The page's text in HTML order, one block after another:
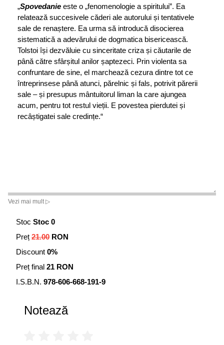
„Spovedanie este o „fenomenologie a spiritului”. Ea
relatează succesivele căderi ale autorului și tentativele
sale de renaștere. Ea urma să introducă disocierea
sistematică a adevărului de dogmatica bisericească.
Tolstoi își dezvăluie cu sinceritate criza și căutarile de
până către sfârșitul anilor șaptezeci. Prin violenta sa
confruntare de sine, el marchează cezura dintre tot ce
întreprinsese până atunci, părelnic și fals, potrivit părerii
sale – și presupus mântuitorul liman la care ajungea
acum, pentru tot restul vieții. E povestea pierdutei și
recâștigatei sale credințe.“
Vezi mai mult ▷
Stoc Stoc 0
Preț 21.00 RON
Discount 0%
Preț final 21 RON
I.S.B.N. 978-606-668-191-9
Notează